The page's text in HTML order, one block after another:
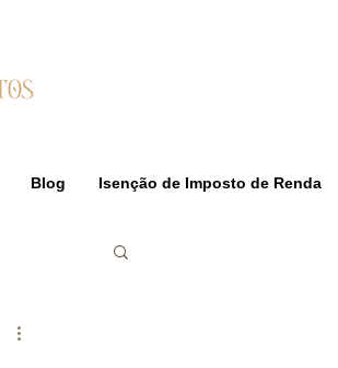
Blog Isenção de Imposto de Renda